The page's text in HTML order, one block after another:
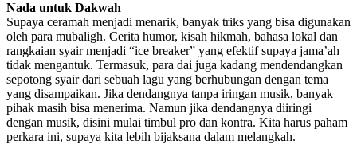
Nada untuk Dakwah
Supaya ceramah menjadi menarik, banyak triks yang bisa digunakan
oleh para mubaligh. Cerita humor, kisah hikmah, bahasa lokal dan
rangkaian syair menjadi “ice breaker” yang efektif supaya jama’ah
tidak mengantuk. Termasuk, para dai juga kadang mendendangkan
sepotong syair dari sebuah lagu yang berhubungan dengan tema
yang disampaikan. Jika dendangnya tanpa iringan musik, banyak
pihak masih bisa menerima. Namun jika dendangnya diiringi
dengan musik, disini mulai timbul pro dan kontra. Kita harus paham
perkara ini, supaya kita lebih bijaksana dalam melangkah.